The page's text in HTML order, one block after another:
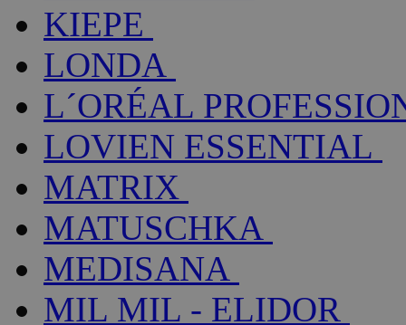
KIEPE
LONDA
L´ORÉAL
LOVIEN ESSENTIAL
MATRIX
MATUSCHKA
MEDISANA
MIL MIL - ELIDOR